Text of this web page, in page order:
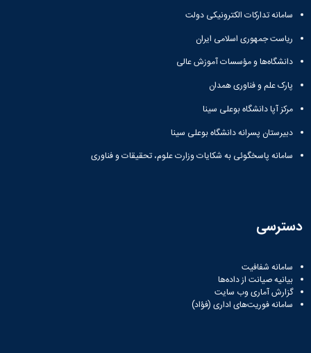
سامانه تدارکات الکترونیکی دولت
ریاست جمهوری اسلامی ایران
دانشگاه‌ها و مؤسسات آموزش عالی
پارک علم و فناوری همدان
مرکز آپا دانشگاه بوعلی سینا
دبیرستان پسرانه دانشگاه بوعلی سینا
سامانه پاسخگوئی به شکایات وزارت علوم، تحقیقات و فناوری
دسترسی
سامانه شفافیت
بیانیه صیانت از داده‌ها
گزارش آماری وب‌ سایت
سامانه فوریت‌های اداری (فؤاد)